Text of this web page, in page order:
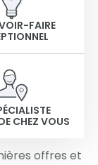
FAIRE
CHEZ VOUS
offres et